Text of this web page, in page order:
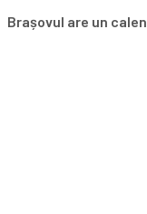
Brașovul are un